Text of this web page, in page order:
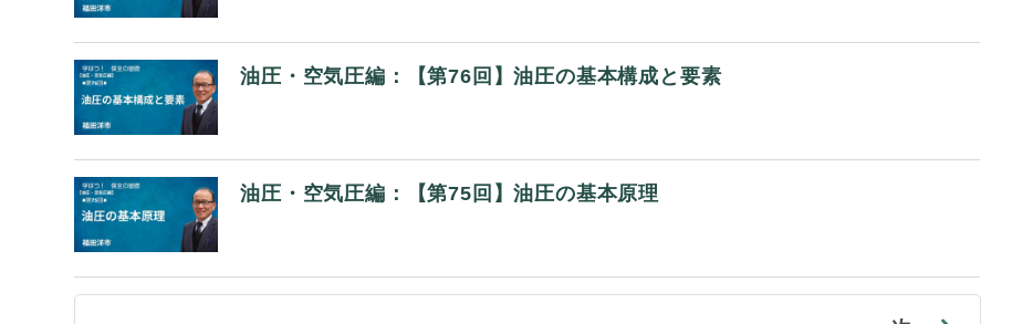
油圧・空気圧編：【第76回】油圧の基本構成と要素
油圧・空気圧編：【第75回】油圧の基本原理